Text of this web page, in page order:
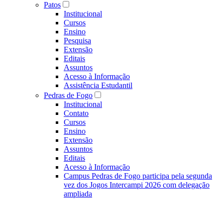
Patos
Institucional
Cursos
Ensino
Pesquisa
Extensão
Editais
Assuntos
Acesso à Informação
Assistência Estudantil
Pedras de Fogo
Institucional
Contato
Cursos
Ensino
Extensão
Assuntos
Editais
Acesso à Informação
Campus Pedras de Fogo participa pela segunda
vez dos Jogos Intercampi 2026 com delegação
ampliada